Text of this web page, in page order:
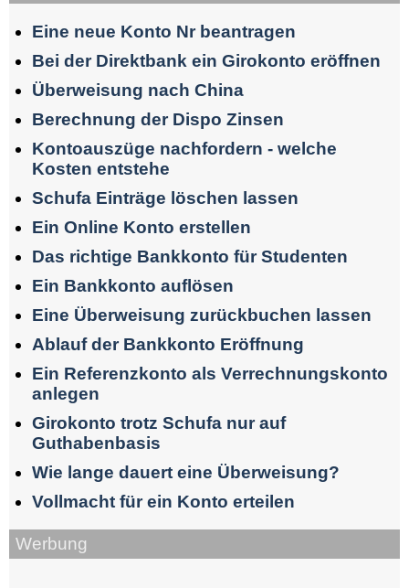
Eine neue Konto Nr beantragen
Bei der Direktbank ein Girokonto eröffnen
Überweisung nach China
Berechnung der Dispo Zinsen
Kontoauszüge nachfordern - welche
Kosten entstehe
Schufa Einträge löschen lassen
Ein Online Konto erstellen
Das richtige Bankkonto für Studenten
Ein Bankkonto auflösen
Eine Überweisung zurückbuchen lassen
Ablauf der Bankkonto Eröffnung
Ein Referenzkonto als Verrechnungskonto
anlegen
Girokonto trotz Schufa nur auf
Guthabenbasis
Wie lange dauert eine Überweisung?
Vollmacht für ein Konto erteilen
Werbung